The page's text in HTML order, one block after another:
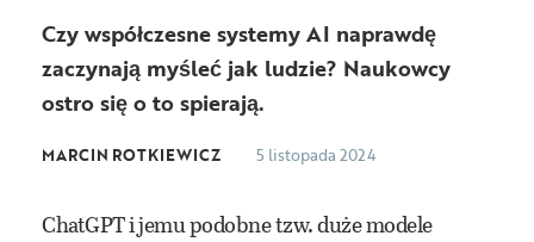
Czy współczesne systemy AI naprawdę
zaczynają myśleć jak ludzie? Naukowcy
ostro się o to spierają.
MARCIN ROTKIEWICZ 5 listopada 2024
ChatGPT i jemu podobne tzw. duże modele